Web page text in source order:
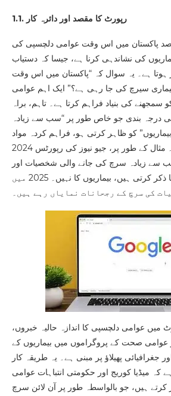
1.1. رپورٹ کا مقصد اور دائرہ کار
پاکستان میں اس وقت عوامی دلچسپی کی
کی نشاندہی کرنا ہے، جیسا کہ دستیاب
ہوتا ہے۔ یہ سوال کہ “پاکستان میں اس وقت
سیرچ کی جا رہی ہے؟” ایک اہم عوامی
کی بنیاد فراہم کرتا ہے۔ تاہم، براہ
درجہ بندی جو خاص طور پر “سب سے زیادہ
کو ظاہر کرتی ہو، فراہم کردہ مواد
میں دستیاب نہیں ہے۔ مثال کے طور پر، جیو نیوز کی رپورٹس 2024
سے زیادہ سرچ کی جانے والی شخصیات اور
فلموں/ٹی وی شوز کا ذکر کرتی ہیں، بیماریوں کا نہیں۔ 2025 میں
میں عوامی دلچسپی کا اندازہ حالیہ خبروں،
عوامی صحت کے پروگراموں میں بیماریوں کے
پھیلاؤ پر مبنی ہے۔ یہ طریقہ کار
میڈیا کوریج اور حکومتی انتباہات عوامی
ہیں، جو بالواسطہ طور پر آن لائن سرچ